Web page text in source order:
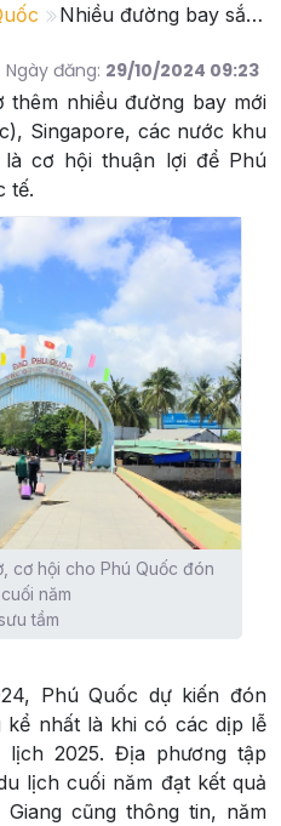
Nhiều đường bay sắp mở, cơ hội cho Phú Quốc đón khách cuối năm
Ngày đăng: 29/10/2024 09:23
thêm nhiều đường bay mới
Singapore, các nước khu
cơ hội thuận lợi để Phú
tế.
cơ hội cho Phú Quốc đón
năm
tầm
Phú Quốc dự kiến đón
kể nhất là khi có các dịp lễ
lịch 2025. Địa phương tập
lịch cuối năm đạt kết quả
cũng thông tin, năm